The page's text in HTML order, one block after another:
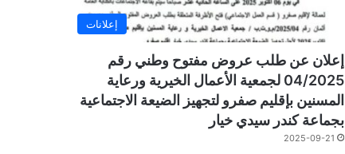
إعلانات
إعلان عن طلب عروض مفتوح وطني رقم
04/2025 لجمعية الأعمال الخيرية ورعاية
المسنين بإقليم صفرو لتجهيز الضيعة الاجتماعية
بجماعة كندر سيدي خيار
2025-09-21